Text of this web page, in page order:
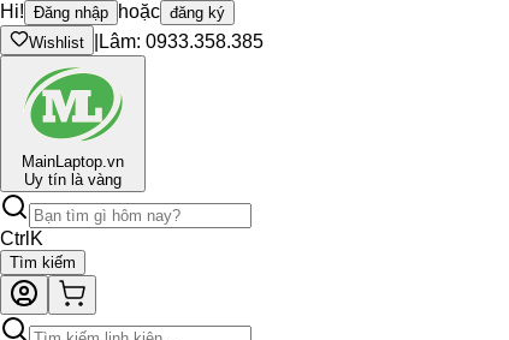
Hi! Đăng nhập hoặc đăng ký
Wishlist
Lâm: 0933.358.385
MainLaptop.vn
Uy tín là vàng
Ctrl K
Tìm kiếm